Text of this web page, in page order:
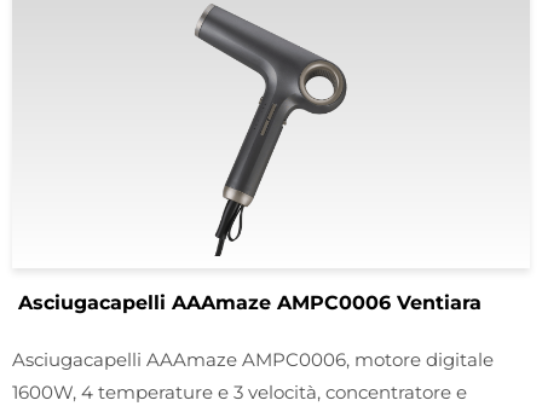
Asciugacapelli AAAmaze AMPC0006 Ventiara
Asciugacapelli AAAmaze AMPC0006, motore digitale
1600W, 4 temperature e 3 velocità, concentratore e